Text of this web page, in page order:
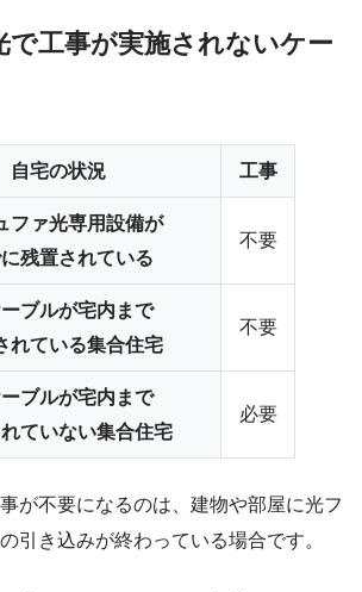
で工事が実施されないケー
自宅の状況 工事
ファ光専用設備が
残置されている
不要
ブルが宅内まで
れている集合住宅
不要
ブルが宅内まで
ていない集合住宅
必要
が不要になるのは、 建物や部屋に光フ
引き込みが終わっている場合です。